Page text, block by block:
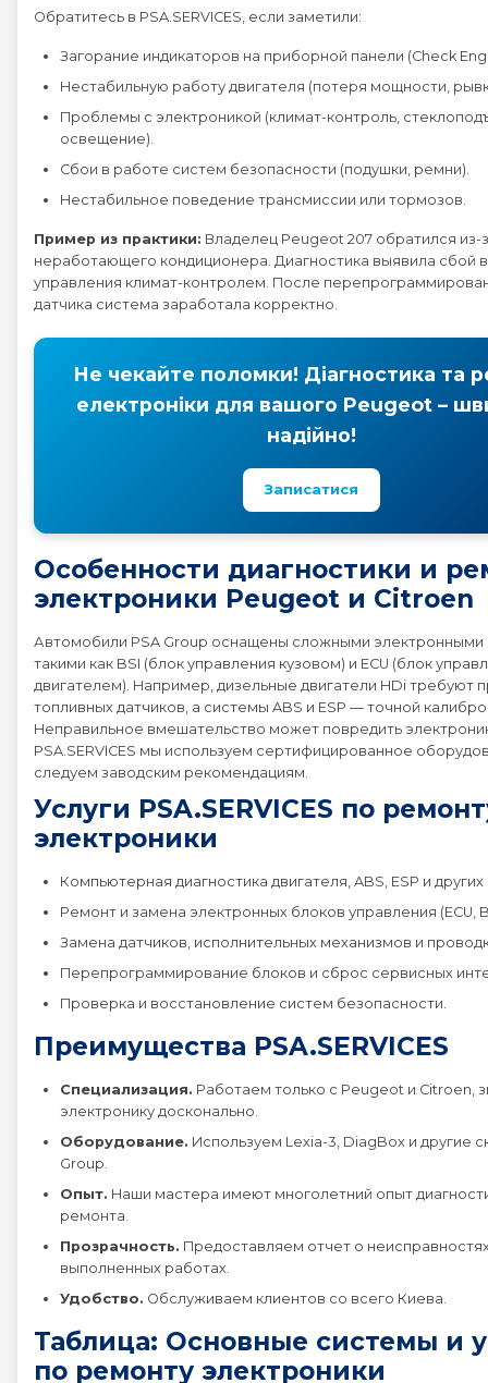
Обратитесь в PSA.SERVICES, если заметили:
Загорание индикаторов на приборной панели (Check
Нестабильную работу двигателя (потеря мощности,
Проблемы с электроникой (климат-контроль,
освещение).
Сбои в работе систем безопасности (подушки, ремни).
Нестабильное поведение трансмиссии или тормозов.
Пример из практики: Владелец Peugeot 207 обратился из-
неработающего кондиционера. Диагностика выявила сбой
управления климат-контролем. После
датчика система заработала корректно.
Не чекайте поломки! Діагностика та
електроніки для вашого Peugeot –
надійно!
Записатися
Особенности диагностики и
электроники Peugeot и Citroen
Автомобили PSA Group оснащены сложными электронными
такими как BSI (блок управления кузовом) и ECU (блок
двигателем). Например, дизельные двигатели HDi требуют
топливных датчиков, а системы ABS и ESP — точной
Неправильное вмешательство может повредить
PSA.SERVICES мы используем сертифицированное
следуем заводским рекомендациям.
Услуги PSA.SERVICES по
электроники
Компьютерная диагностика двигателя, ABS, ESP и
Ремонт и замена электронных блоков управления (ECU,
Замена датчиков, исполнительных механизмов и
Перепрограммирование блоков и сброс сервисных
Проверка и восстановление систем безопасности.
Преимущества PSA.SERVICES
Специализация. Работаем только с Peugeot и Citroen,
электронику досконально.
Оборудование. Используем Lexia-3, DiagBox и другие
Group.
Опыт. Наши мастера имеют многолетний опыт
ремонта.
Прозрачность. Предоставляем отчет о
выполненных работах.
Удобство. Обслуживаем клиентов со всего Киева.
Таблица: Основные системы и
по ремонту электроники